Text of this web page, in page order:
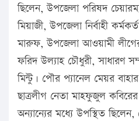
ছিলেন, উপজেলা পরিষদ
মিয়াজী, উপজেলা নির্বাহী
মারুফ, উপজেলা আওয়ামী
ফরিদ উল্যাহ চৌধুরী, সাধারণ
মিন্টু। পৌর প্যানেল মেয়র
ছাত্রলীগ নেতা মাহফুজুল
অন্যান্যের মধ্যে উপস্থিত